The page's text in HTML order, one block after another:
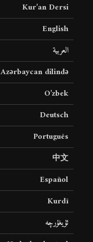
Kur’an Dersi
English
العربية
Azərbaycan dilində
O’zbek
Deutsch
Português
中文
Español
Kurdî
ئۇيغۇرچە